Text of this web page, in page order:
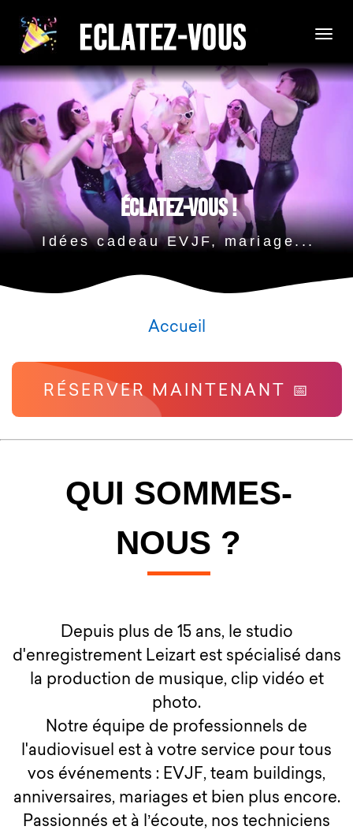
ÉCLATEZ-VOUS !
Idées cadeau EVJF, mariage...
Accueil
RÉSERVER MAINTENANT 📅
QUI SOMMES-
NOUS ?
Depuis plus de 15 ans, le studio
d'enregistrement Leizart est spécialisé dans
la production de musique, clip vidéo et
photo.
Notre équipe de professionnels de
l'audiovisuel est à votre service pour tous
vos événements : EVJF, team buildings,
anniversaires, mariages et bien plus encore.
Passionnés et à l’écoute, nos techniciens